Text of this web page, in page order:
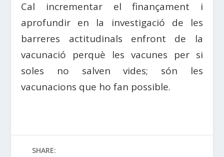
Cal incrementar el finançament i
aprofundir en la investigació de les
barreres actitudinals enfront de la
vacunació perquè les vacunes per si
soles no salven vides; són les
vacunacions que ho fan possible.
SHARE: